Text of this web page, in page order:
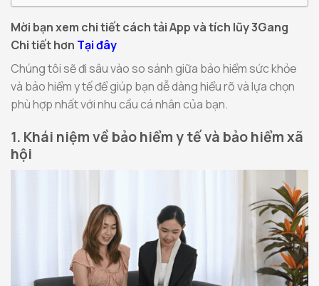
Mời bạn xem chi tiết cách tải App và tích lũy 3Gang
Chi tiết hơn Tại đây
Chúng tôi sẽ đi sâu vào so sánh giữa bảo hiểm sức khỏe
và bảo hiểm y tế để giúp bạn dễ dàng hiểu rõ và lựa chọn
phù hợp nhất với nhu cầu cá nhân của bạn.
1. Khái niệm về bảo hiểm y tế và bảo hiểm xã
hội